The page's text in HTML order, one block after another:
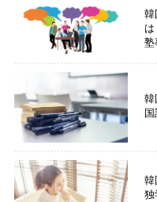
韓
は
塾
韓
韓
独